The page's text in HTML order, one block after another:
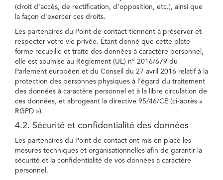
(droit d'accès, de rectification, d’opposition, etc.), ainsi que
la façon d'exercer ces droits.
Les partenaires du Point de contact tiennent à préserver et
respecter votre vie privée. Étant donné que cette plate-
forme recueille et traite des données à caractère personnel,
elle est soumise au Règlement (UE) n° 2016/679 du
Parlement européen et du Conseil du 27 avril 2016 relatif à la
protection des personnes physiques à l’égard du traitement
des données à caractère personnel et à la libre circulation de
ces données, et abrogeant la directive 95/46/CE (ci-après «
RGPD »).
4.2. Sécurité et confidentialité des données
Les partenaires du Point de contact ont mis en place les
mesures techniques et organisationnelles afin de garantir la
sécurité et la confidentialité de vos données à caractère
personnel.